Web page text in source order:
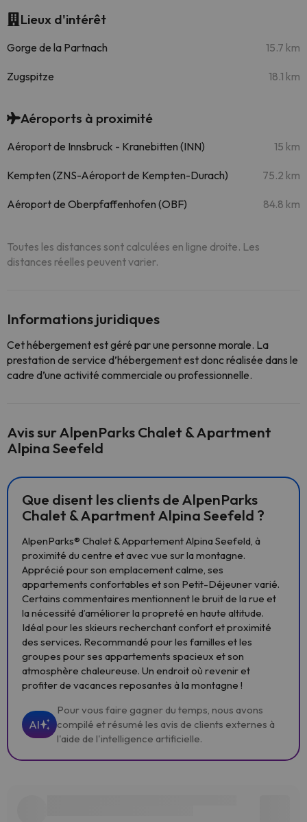
Lieux d'intérêt
Gorge de la Partnach 15.7 km
Zugspitze 18.1 km
Aéroports à proximité
Aéroport de Innsbruck - Kranebitten (INN) 15 km
Kempten (ZNS-Aéroport de Kempten-Durach) 75.2 km
Aéroport de Oberpfaffenhofen (OBF) 84.8 km
Toutes les distances sont calculées en ligne droite. Les
distances réelles peuvent varier.
Informations juridiques
Cet hébergement est géré par une personne morale. La
prestation de service d’hébergement est donc réalisée dans le
cadre d’une activité commerciale ou professionnelle.
Avis sur AlpenParks Chalet & Apartment
Alpina Seefeld
Que disent les clients de AlpenParks
Chalet & Apartment Alpina Seefeld ?
AlpenParks® Chalet & Appartement Alpina Seefeld, à
proximité du centre et avec vue sur la montagne.
Apprécié pour son emplacement calme, ses
appartements confortables et son Petit-Déjeuner varié.
Certains commentaires mentionnent le bruit de la rue et
la nécessité d’améliorer la propreté en haute altitude.
Idéal pour les skieurs recherchant confort et proximité
des services. Recommandé pour les familles et les
groupes pour ses appartements spacieux et son
atmosphère chaleureuse. Un endroit où revenir et
profiter de vacances reposantes à la montagne !
AI
Pour vous faire gagner du temps, nous avons
compilé et résumé les avis de clients externes à
l'aide de l'intelligence artificielle.